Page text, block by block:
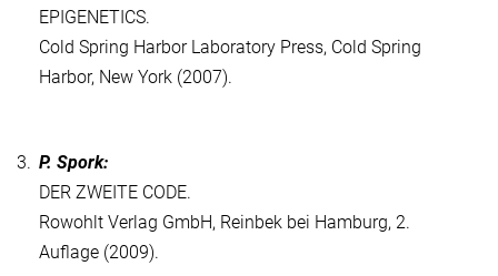
EPIGENETICS.
Cold Spring Harbor Laboratory Press, Cold Spring
Harbor, New York (2007).
3. P. Spork:
DER ZWEITE CODE.
Rowohlt Verlag GmbH, Reinbek bei Hamburg, 2.
Auflage (2009).